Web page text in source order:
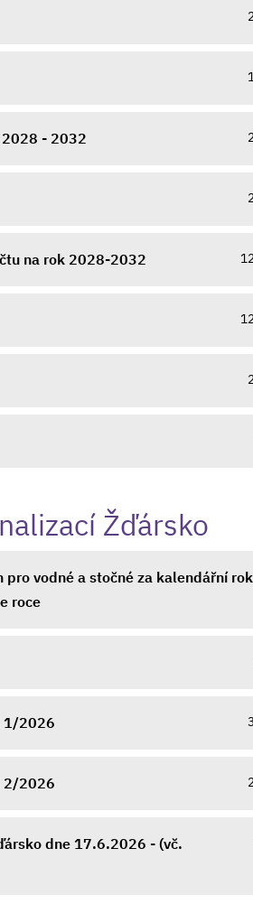
- 2032
na rok 2028-2032
Žďársko
pro vodné a stočné za kalendářní rok
roce
1/2026
2/2026
dne 17.6.2026 - (vč.